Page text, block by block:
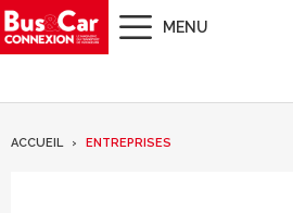
MENU
ACCUEIL ENTREPRISES